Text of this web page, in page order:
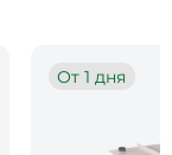
От 1 дня